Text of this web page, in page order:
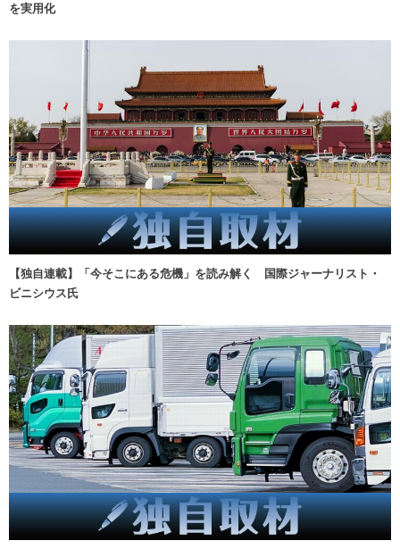
を実用化
【独自連載】「今そこにある危機」を読み解く 国際ジャーナリスト・
ビニシウス氏